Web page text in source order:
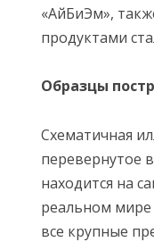
«АйБиЭм»,
продуктами
Образцы
Схематичная
перевернутое
находится на
реальном мире
все крупные